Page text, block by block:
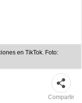
en TikTok. Foto:
Compartir